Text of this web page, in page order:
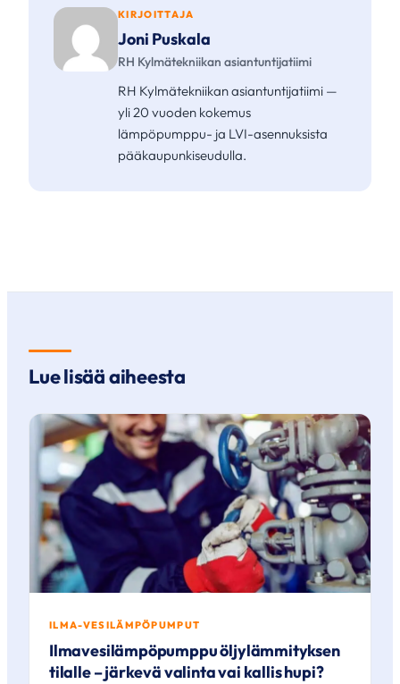
KIRJOITTAJA
Joni Puskala
RH Kylmätekniikan asiantuntijatiimi
RH Kylmätekniikan asiantuntijatiimi —
yli 20 vuoden kokemus
lämpöpumppu- ja LVI-asennuksista
pääkaupunkiseudulla.
Lue lisää aiheesta
ILMA-VESILÄMPÖPUMPUT
Ilmavesilämpöpumppu öljylämmityksen
tilalle – järkevä valinta vai kallis hupi?